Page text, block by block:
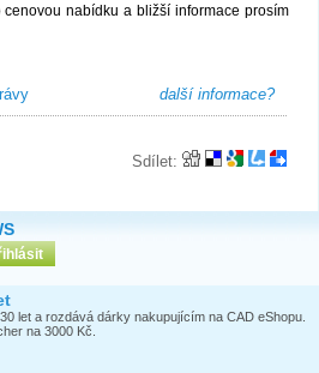
cenovou nabídku a bližší informace prosím
další informace?
Sdílet:
let a rozdává dárky nakupujícím na CAD eShopu.
na 3000 Kč.